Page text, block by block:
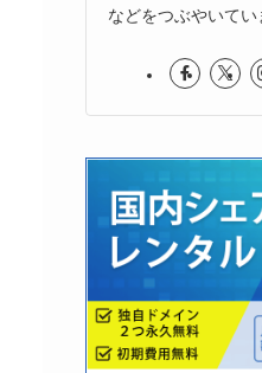
などをつぶやいてい